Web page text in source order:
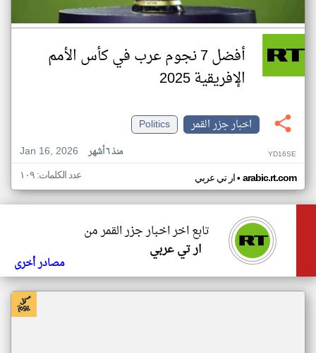
أفضل 7 نجوم عرب في كأس الأمم
الإفريقية 2025
اخبار جزر القمر
Politics
Jan 16, 2026
منذ ٦ أشهر YD16SE
ار تي عربي• arabic.rt.com عدد الكلمات: ١٠٩
تابع اخر اخبار جزر القمر من
ار تي عربي
مصادر أخرى